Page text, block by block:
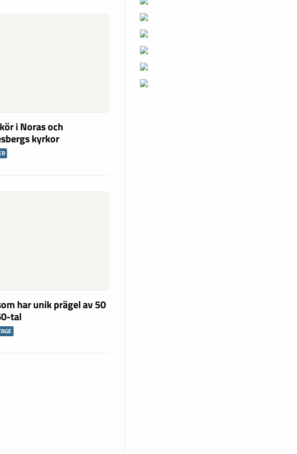
i Noras och
kyrkor
har unik prägel av 50
tal